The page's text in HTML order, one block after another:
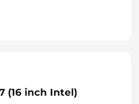
(16 inch Intel)